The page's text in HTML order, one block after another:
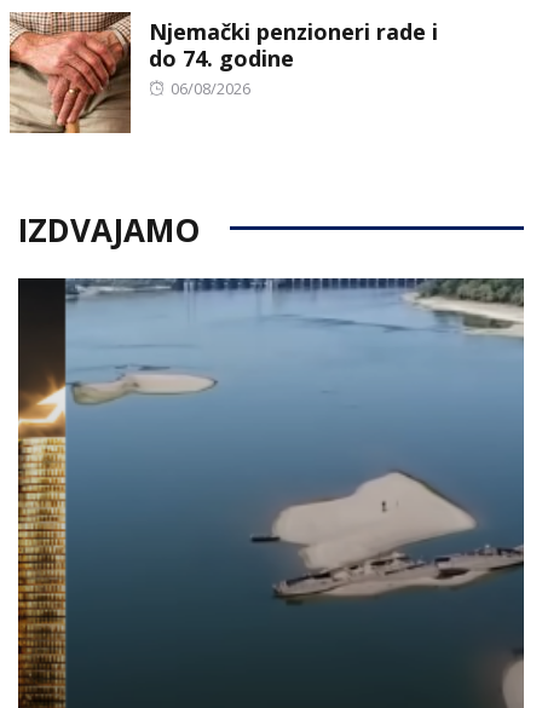
Njemački penzioneri rade i
do 74. godine
Posted
06/08/2026
IZDVAJAMO